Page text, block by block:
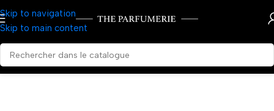
Skip to navigation
Skip to main content